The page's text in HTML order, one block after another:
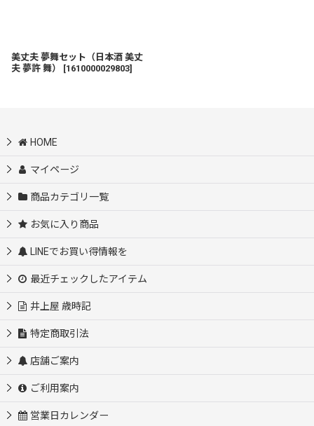
美丈夫 夢舞セット（日本酒 美丈
夫 夢許 舞）
[1610000029803]
HOME
マイページ
商品カテゴリ一覧
お気に入り商品
LINEでお買い得情報を
最近チェックしたアイテム
井上屋 歳時記
特定商取引法
店舗ご案内
ご利用案内
営業日カレンダー